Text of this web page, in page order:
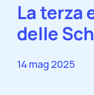
La terza
delle
14 mag 2025